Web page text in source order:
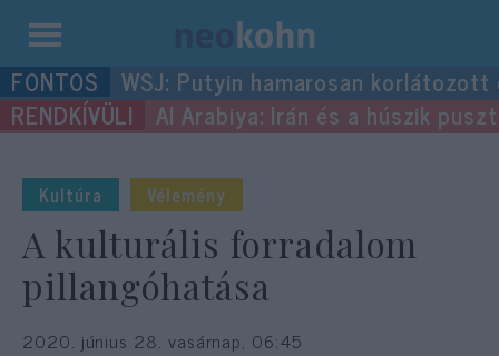
Kilépés
a
tartalomba
WSJ: Putyin hamarosan
Al Arabiya: Irán és a húszik
Kultúra Vélemény
A kulturális forradalom
pillangóhatása
2020. június 28. vasárnap, 06:45